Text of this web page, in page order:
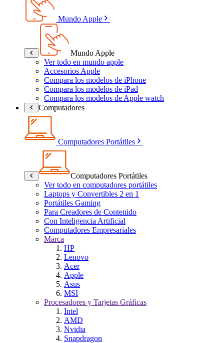
Mundo Apple
Mundo Apple
Ver todo en mundo apple
Accesorios Apple
Compara los modelos de iPhone
Compara los modelos de iPad
Compara los modelos de Apple watch
Computadores
Computadores Portátiles
Computadores Portátiles
Ver todo en computadores portátiles
Laptops y Convertibles 2 en 1
Portátiles Gaming
Para Creadores de Contenido
Con Inteligencia Artificial
Computadores Empresariales
Marca
HP
Lenovo
Acer
Apple
Asus
MSI
Procesadores y Tarjetas Gráficas
Intel
AMD
Nvidia
Snapdragon